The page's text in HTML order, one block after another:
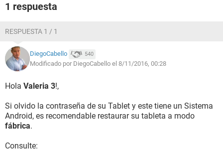
1 respuesta
RESPUESTA 1 / 1
DiegoCabello 540
Modificado por DiegoCabello el 8/11/2016, 00:28
Hola Valeria 3!,
Si olvido la contraseña de su Tablet y este tiene un Sistema
Android, es recomendable restaurar su tableta a modo
fábrica.
Consulte: